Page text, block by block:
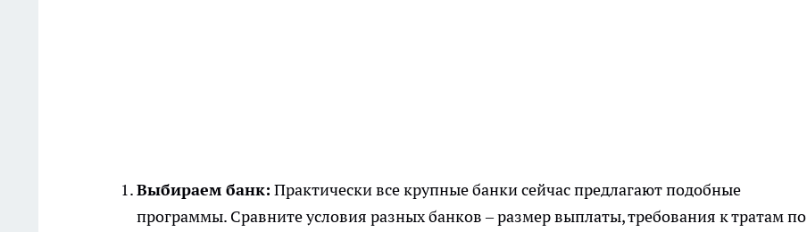
Выбираем банк: Практически все крупные банки сейчас предлагают подобные
программы. Сравните условия разных банков – размер выплаты, требования к тратам по